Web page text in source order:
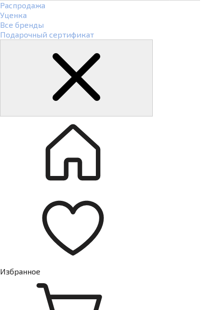
Распродажа
Уценка
Все бренды
Подарочный сертификат
Избранное